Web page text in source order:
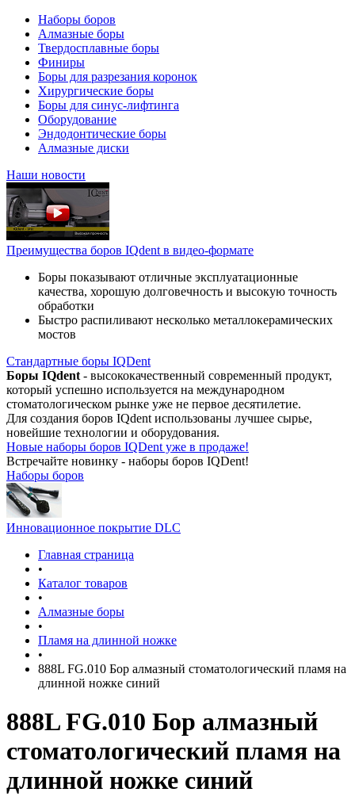
Наборы боров
Алмазные боры
Твердосплавные боры
Финиры
Боры для разрезания коронок
Хирургические боры
Боры для синус-лифтинга
Оборудование
Эндодонтические боры
Алмазные диски
Наши новости
Преимущества боров IQdent в видео-формате
Боры показывают отличные эксплуатационные
качества, хорошую долговечность и высокую точность
обработки
Быстро распиливают несколько металлокерамических
мостов
Стандартные боры IQDent
Боры IQdent - высококачественный современный продукт,
который успешно используется на международном
стоматологическом рынке уже не первое десятилетие.
Для создания боров IQdent использованы лучшее сырье,
новейшие технологии и оборудования.
Новые наборы боров IQDent уже в продаже!
Встречайте новинку - наборы боров IQDent!
Наборы боров
Инновационное покрытие DLC
Главная страница
•
Каталог товаров
•
Алмазные боры
•
Пламя на длинной ножке
•
888L FG.010 Бор алмазный стоматологический пламя на
длинной ножке синий
888L FG.010 Бор алмазный
стоматологический пламя на
длинной ножке синий